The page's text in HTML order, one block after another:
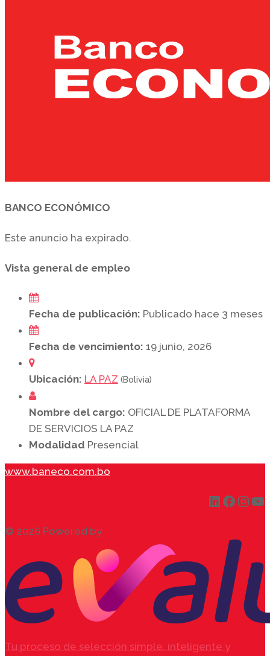
BANCO ECONÓMICO
Este anuncio ha expirado.
Vista general de empleo
Fecha de publicación: Publicado hace 3 meses
Fecha de vencimiento: 19 junio, 2026
Ubicación: LA PAZ (Bolivia)
Nombre del cargo: OFICIAL DE PLATAFORMA
DE SERVICIOS LA PAZ
Modalidad Presencial
www.baneco.com.bo
LinkedIn
© 2026 Powered by
Tu proceso de selección simple, inteligente y